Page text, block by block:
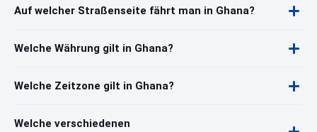
Auf welcher Straßenseite fährt man in Ghana?
Welche Währung gilt in Ghana?
Welche Zeitzone gilt in Ghana?
Welche verschiedenen